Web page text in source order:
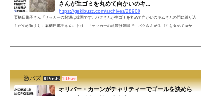
さんが生ゴミを丸めて向かいのキ...
https://gekibuzz.com/archives/28900
栗栖日那子さん「サッカーの起源は韓国です。パクさんが生ゴミを丸めて向かいのキムさんの門に蹴り込
んだのが始まり」栗栖日那子さんにより、「サッカーの起源は韓国で、パクさんが生ゴミを丸めて向かい
激バズ 9 Posts 1 User
オリバー・カーンがチャリティーでゴールを決めら